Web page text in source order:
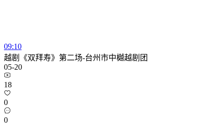
09:10
越剧《双拜寿》第二场-台州市中樾越剧团
05-20
18
0
0